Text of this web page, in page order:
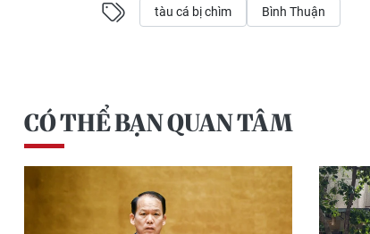
tàu cá bị chìm Bình Thuận
CÓ THỂ BẠN QUAN TÂM